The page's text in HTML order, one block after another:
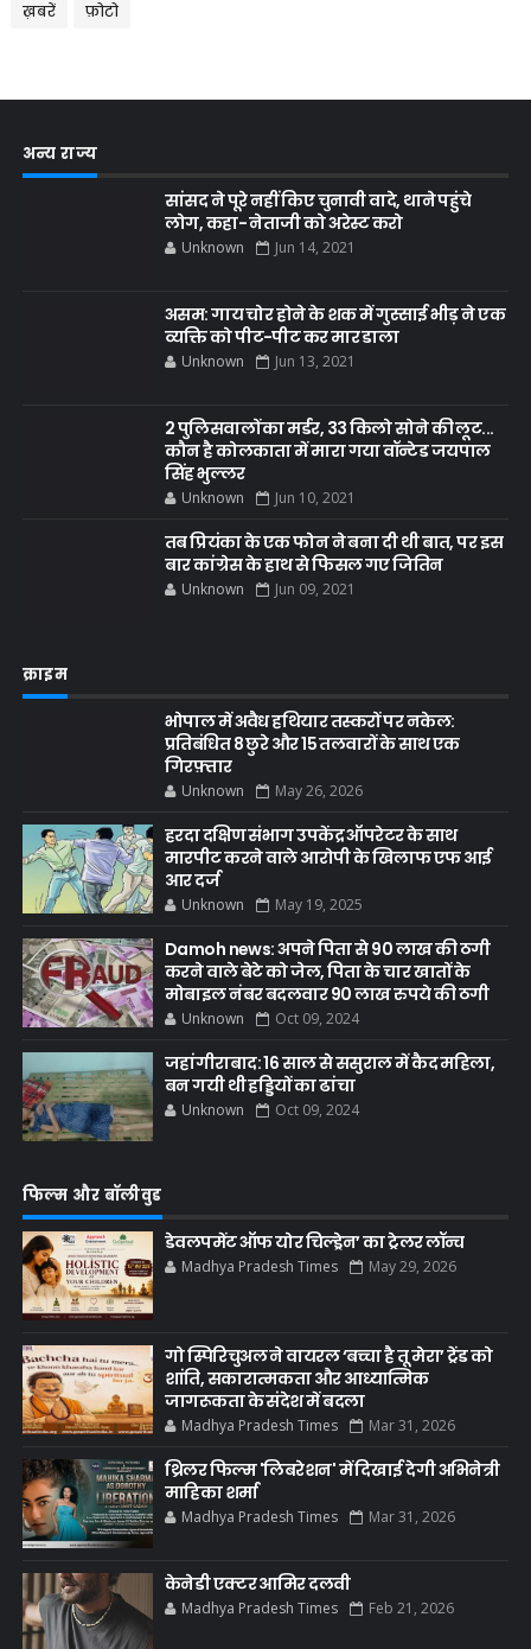
ख़बरें फ़ोटो
अन्य राज्य
सांसद ने पूरे नहीं किए चुनावी वादे, थाने पहुंचे
लोग, कहा- नेताजी को अरेस्ट करो
Unknown Jun 14, 2021
असम: गाय चोर होने के शक में गुस्साई भीड़ ने एक
व्यक्ति को पीट-पीट कर मार डाला
Unknown Jun 13, 2021
2 पुलिसवालों का मर्डर, 33 किलो सोने की लूट...
कौन है कोलकाता में मारा गया वॉन्टेड जयपाल
सिंह भुल्लर
Unknown Jun 10, 2021
तब प्रियंका के एक फोन ने बना दी थी बात, पर इस
बार कांग्रेस के हाथ से फिसल गए जितिन
Unknown Jun 09, 2021
क्राइम
भोपाल में अवैध हथियार तस्करों पर नकेल:
प्रतिबंधित 8 छुरे और 15 तलवारों के साथ एक
गिरफ़्तार
Unknown May 26, 2026
हरदा दक्षिण संभाग उपकेंद्र ऑपरेटर के साथ
मारपीट करने वाले आरोपी के खिलाफ एफ आई
आर दर्ज
Unknown May 19, 2025
Damoh news: अपने पिता से 90 लाख की ठगी
करने वाले बेटे को जेल, पिता के चार खातों के
मोबाइल नंबर बदलवार 90 लाख रुपये की ठगी
Unknown Oct 09, 2024
जहांगीराबाद: 16 साल से ससुराल में कैद महिला,
बन गयी थी हड्डियों का ढांचा
Unknown Oct 09, 2024
फिल्म और बॉलीवुड
डेवलपमेंट ऑफ योर चिल्ड्रेन’ का ट्रेलर लॉन्च
Madhya Pradesh Times May 29, 2026
गो स्पिरिचुअल ने वायरल ‘बच्चा है तू मेरा’ ट्रेंड को
शांति, सकारात्मकता और आध्यात्मिक
जागरूकता के संदेश में बदला
Madhya Pradesh Times Mar 31, 2026
थ्रिलर फिल्म 'लिबरेशन' में दिखाई देगी अभिनेत्री
माहिका शर्मा
Madhya Pradesh Times Mar 31, 2026
केनेडी एक्टर आमिर दलवी
Madhya Pradesh Times Feb 21, 2026